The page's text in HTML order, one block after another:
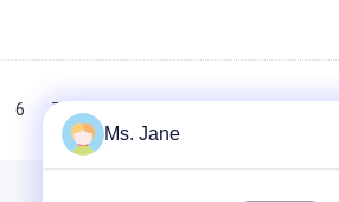
6 7 8
Ms. Jane